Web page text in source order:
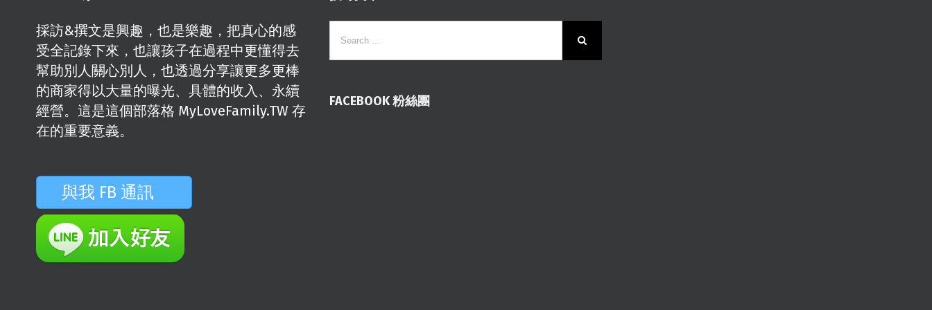
採訪&撰文是興趣，也是樂趣，把真心的感
受全記錄下來，也讓孩子在過程中更懂得去
幫助別人關心別人，也透過分享讓更多更棒
的商家得以大量的曝光、具體的收入、永續
經營。這是這個部落格 MyLoveFamily.TW 存
在的重要意義。
與我 FB 通訊
FACEBOOK 粉絲團